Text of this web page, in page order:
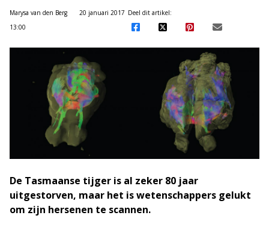
Marysa van den Berg
20 januari 2017
13:00
Deel dit artikel:
De Tasmaanse tijger is al zeker 80 jaar
uitgestorven, maar het is wetenschappers gelukt
om zijn hersenen te scannen.